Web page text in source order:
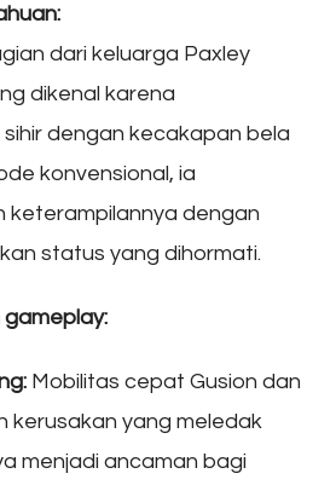
dari keluarga Paxley
dikenal karena
dengan kecakapan bela
konvensional, ia
keterampilannya dengan
status yang dihormati.
Mobilitas cepat Gusion dan
kerusakan yang meledak
menjadi ancaman bagi